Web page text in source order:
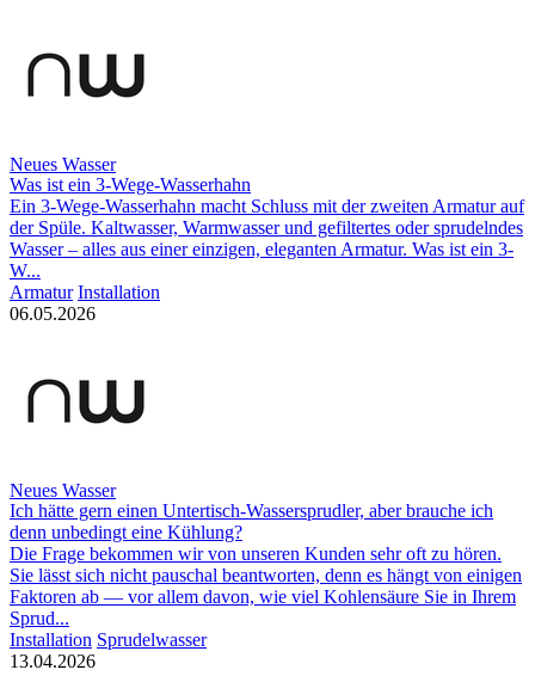
Neues Wasser
Was ist ein 3-Wege-Wasserhahn
Ein 3-Wege-Wasserhahn macht Schluss mit der zweiten Armatur auf
der Spüle. Kaltwasser, Warmwasser und gefiltertes oder sprudelndes
Wasser – alles aus einer einzigen, eleganten Armatur. Was ist ein 3-
W...
Armatur Installation
06.05.2026
Neues Wasser
Ich hätte gern einen Untertisch-Wassersprudler, aber brauche ich
denn unbedingt eine Kühlung?
Die Frage bekommen wir von unseren Kunden sehr oft zu hören.
Sie lässt sich nicht pauschal beantworten, denn es hängt von einigen
Faktoren ab — vor allem davon, wie viel Kohlensäure Sie in Ihrem
Sprud...
Installation Sprudelwasser
13.04.2026